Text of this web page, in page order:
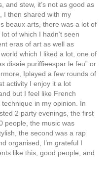
and stew, it’s not as good as
I then shared with my
beaux arts, there was a lot of
of which I hadn’t seen
eras of art as well as
which I liked a lot, one of
disaie puriffieespar le feu” or
Iplayed a few rounds of
activity I enjoy it a lot
but I feel like French
in my opinion. In
2 party evenings, the first
people, the music was
the second was a rap
organised, I’m grateful I
like this, good people, and